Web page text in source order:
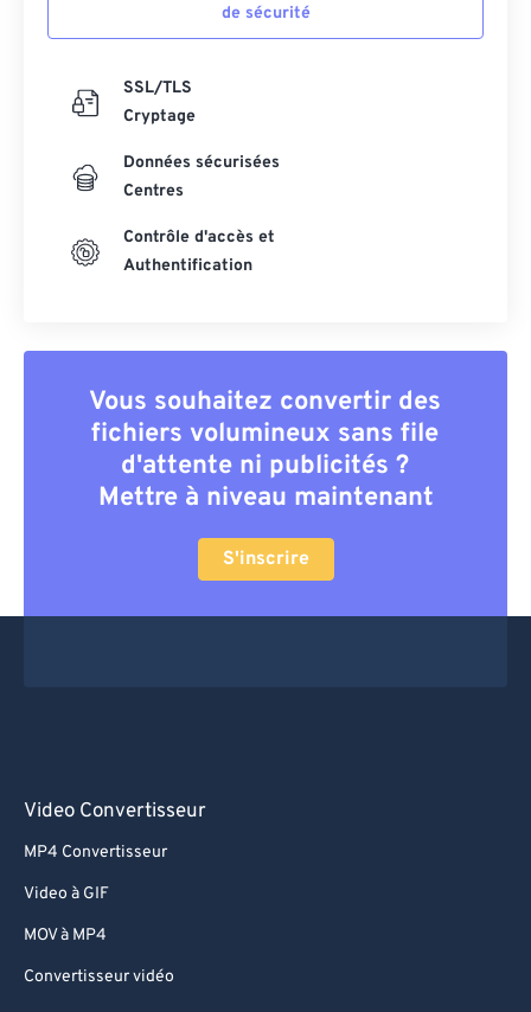
de sécurité
SSL/TLS
Cryptage
Données sécurisées
Centres
Contrôle d'accès et
Authentification
Vous souhaitez convertir des
fichiers volumineux sans file
d'attente ni publicités ?
Mettre à niveau maintenant
S'inscrire
Video Convertisseur
MP4 Convertisseur
Video à GIF
MOV à MP4
Convertisseur vidéo